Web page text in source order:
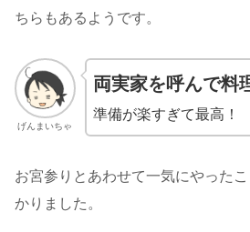
ちらもあるようです。
げんまいちゃ
両実家を呼んで料
準備が楽すぎて最高！
お宮参りとあわせて一気にやった
かりました。